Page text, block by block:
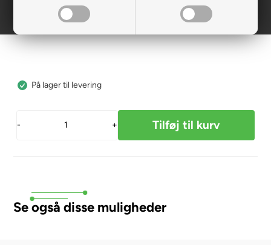
80,00DKK
På lager til levering
- +
Se også disse muligheder